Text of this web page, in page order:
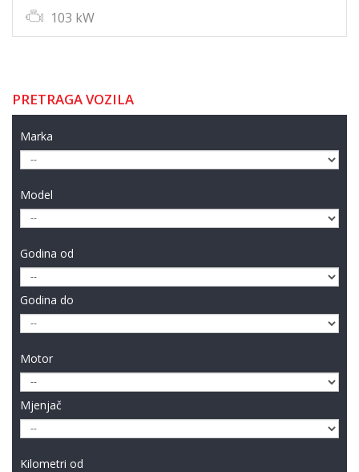
103 kW
PRETRAGA VOZILA
Marka
Model
Godina od
Godina do
Motor
Mjenjač
Kilometri od